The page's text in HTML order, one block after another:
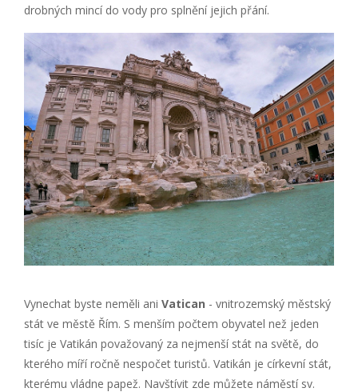
drobných mincí do vody pro splnění jejich přání.
Vynechat byste neměli ani Vatican - vnitrozemský městský
stát ve městě Řím. S menším počtem obyvatel než jeden
tisíc je Vatikán považovaný za nejmenší stát na světě, do
kterého míří ročně nespočet turistů. Vatikán je církevní stát,
kterému vládne papež. Navštívit zde můžete náměstí sv.